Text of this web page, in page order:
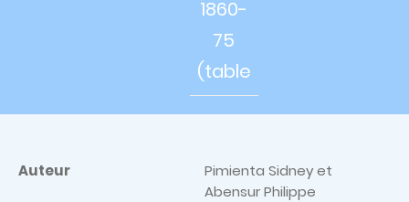
1860-
75
(table
Auteur
Pimienta Sidney et
Abensur Philippe